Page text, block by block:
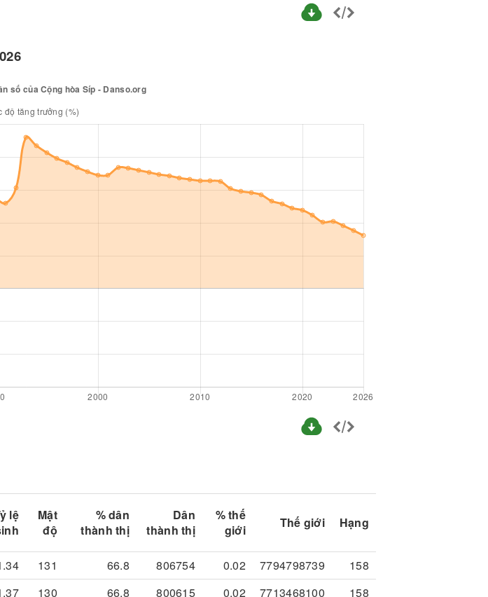
lệ
Mật
độ
% dân
thành thị
Dân
thành thị
% thế
giới
Thế giới Hạng
131 66.8 806754 0.02 7794798739
158
130 66.8 800615 0.02 7713468100 158